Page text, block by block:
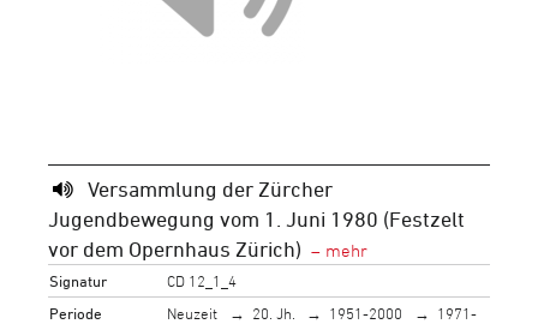
Versammlung der Zürcher
Jugendbewegung vom 1. Juni 1980 (Festzelt
vor dem Opernhaus Zürich)
Signatur
CD 12_1_4
Periode
Neuzeit 20. Jh. 1951-2000
1971-